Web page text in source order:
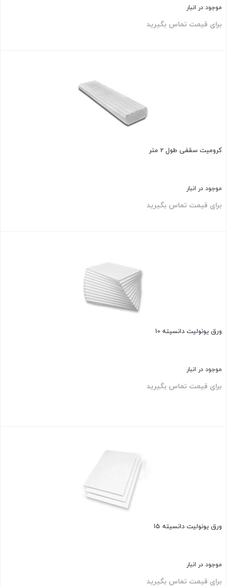
موجود در انبار
برای قیمت تماس بگیرید
کرومیت سقفی طول 2 متر
موجود در انبار
برای قیمت تماس بگیرید
ورق یونولیت دانسیته 10
موجود در انبار
برای قیمت تماس بگیرید
ورق یونولیت دانسیته 15
موجود در انبار
برای قیمت تماس بگیرید